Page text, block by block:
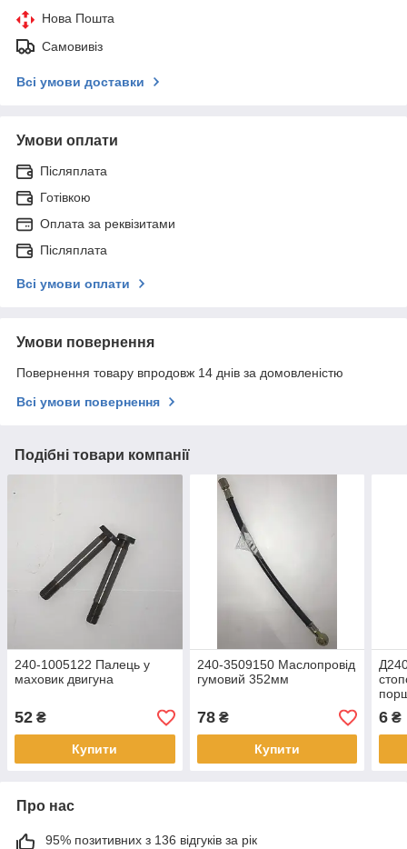
Нова Пошта
Самовивіз
Всі умови доставки
Умови оплати
Післяплата
Готівкою
Оплата за реквізитами
Післяплата
Всі умови оплати
Умови повернення
Повернення товару впродовж 14 днів за домовленістю
Всі умови повернення
Подібні товари компанії
240-1005122 Палець у
маховик двигуна
52 ₴
Купити
240-3509150 Маслопровід
гумовий 352мм
78₴
Купити
6 ₴
Про нас
95% позитивних з 136 відгуків за рік